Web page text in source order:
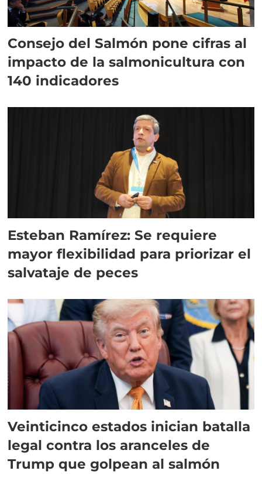
Consejo del Salmón pone cifras al
impacto de la salmonicultura con
140 indicadores
Esteban Ramírez: Se requiere
mayor flexibilidad para priorizar el
salvataje de peces
Veinticinco estados inician batalla
legal contra los aranceles de
Trump que golpean al salmón